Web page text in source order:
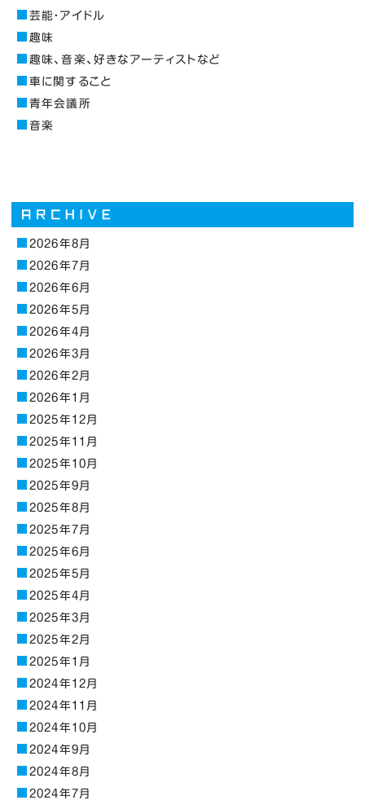
芸能・アイドル
趣味
趣味、音楽、好きなアーティストなど
車に関すること
青年会議所
音楽
2026年8月
2026年7月
2026年6月
2026年5月
2026年4月
2026年3月
2026年2月
2026年1月
2025年12月
2025年11月
2025年10月
2025年9月
2025年8月
2025年7月
2025年6月
2025年5月
2025年4月
2025年3月
2025年2月
2025年1月
2024年12月
2024年11月
2024年10月
2024年9月
2024年8月
2024年7月